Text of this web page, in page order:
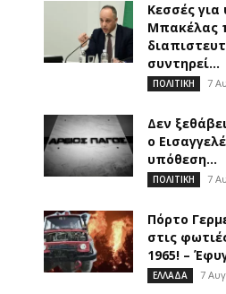
Κεσσές
Μπακέλας
συντηρεί...
ΠΟΛΙΤΙΚΗ 7
Δεν
ο
υπόθεση...
ΠΟΛΙΤΙΚΗ 7
Πόρτο
στις
1965! –
ΕΛΛΑΔΑ 7